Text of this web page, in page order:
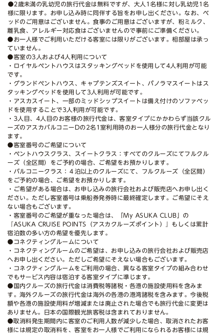
●2歳未満の乳幼児の旅行代金は無料ですが、大人1名様に対し乳幼児1名
様に限ります。お申し込み時に同伴する旨をお申し出ください。なお、ベ
ッドのご用意はございません。食事のご用意はございますが、粉ミルク、
離乳食、アレルギー対応食はございませんので事前にご準備ください。
●お一人様でご利用いただける客室には限りがございます。相部屋は承っ
ていません。
●客室の3人および4人利用について
・ロイヤルペントハウスはスタッキングベッドを使用して4人利用が可能
です。
・グランドペントハウス、キャプテンズスイート、パノラマスイートはス
タッキングベッドを使用して3人利用が可能です。
・アスカスイート、一部のミッドシップスイートは備え付けのソファベッ
ドを使用することで3人利用が可能です。
・3人目、4人目のお客様の旅行代金は、客室タイプにかかわらず当該クル
ーズのアスカバルコニーDの2名1室利用時のお一人様分の旅行代金となり
ます。
●客室番号のご希望について
・ペントハウスクラス、スイートクラス：すべてのクルーズにてフルクル
ーズ（全区間）をご予約の場合、ご希望をお預かりします。
・バルコニークラス：４泊以上のクルーズにて、フルクルーズ（全区間）
をご予約の場合、ご希望をお預かりします。
・ご希望がある場合は、お申し込みの旅行会社および販売店へお申し出く
ださい。ただし客室番号は乗船券発券時に最終確定します。ご希望にそえ
ない場合もございます。
・客室番号のご希望が重なった場合は、「My ASUKA CLUB」の
『ASUKA CRUISE POINTS（アスカクルーズポイント）』もしくは累計
宿泊数の多い方の希望を優先します。
●コネクティングルームについて
・コネクティングルームのご希望は、お申し込みの旅行会社および販売店
へお申し出ください。ただしご希望にそえない場合もございます。
・コネクティングルームをご利用の場合、異なる客室タイプの組み合わせ
でもサービス内容は宿泊する客室タイプに準じます。
●国内クルーズの旅行代金は消費税等諸税・各港の施設使用料を含みま
す。海外クルーズの旅行代金は海外の各港の港湾諸税を含みます。今後税
額や各港の施設使用料が増減または廃止された場合でも旅行代金に変更は
ありません。日本の国際観光旅客税は含まれておりません。
●取消料発生期間内に客室のご利用人数が減少した場合、取消されたお客
様には規定の取消料を、客室をお一人様でご利用になられるお客様には規